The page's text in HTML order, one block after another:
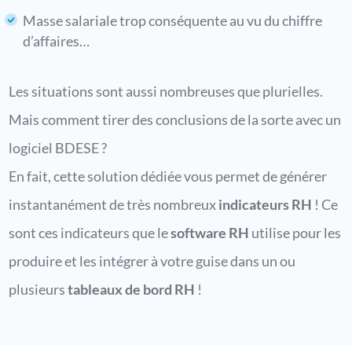
Masse salariale trop conséquente au vu du chiffre
d’affaires…
Les situations sont aussi nombreuses que plurielles.
Mais comment tirer des conclusions de la sorte avec un
logiciel BDESE ?
En fait, cette solution dédiée vous permet de générer
instantanément de très nombreuxindicateurs RH ! Ce
sont ces indicateurs que lesoftware RH utilise pour les
produire et les intégrer à votre guise dans un ou
plusieurstableaux de bord RH !